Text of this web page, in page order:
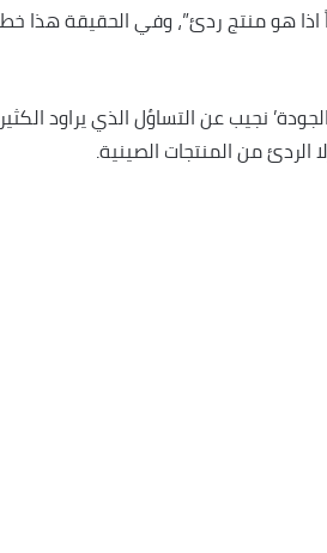
اذا هو منتج ردئ”، وفي الحقيقة هذا
نجيب عن التساؤل الذي يراود
الردئ من المنتجات الصينية.